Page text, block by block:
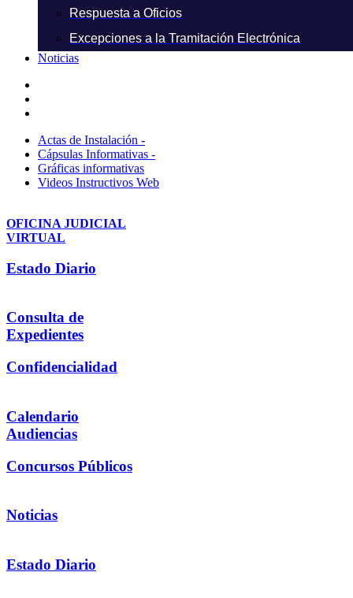
Respuesta a Oficios
Excepciones a la Tramitación Electrónica
Noticias
Actas de Instalación -
Cápsulas Informativas -
Gráficas informativas
Videos Instructivos Web
OFICINA JUDICIAL
VIRTUAL
Estado Diario
Consulta de
Expedientes
Confidencialidad
Calendario
Audiencias
Concursos Públicos
Noticias
Estado Diario